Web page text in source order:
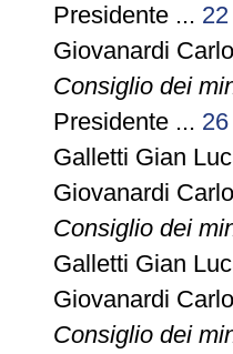
Presidente ... 22
Giovanardi
Consiglio dei
Presidente ... 26
Galletti Gian
Giovanardi
Consiglio dei
Galletti Gian
Giovanardi
Consiglio dei